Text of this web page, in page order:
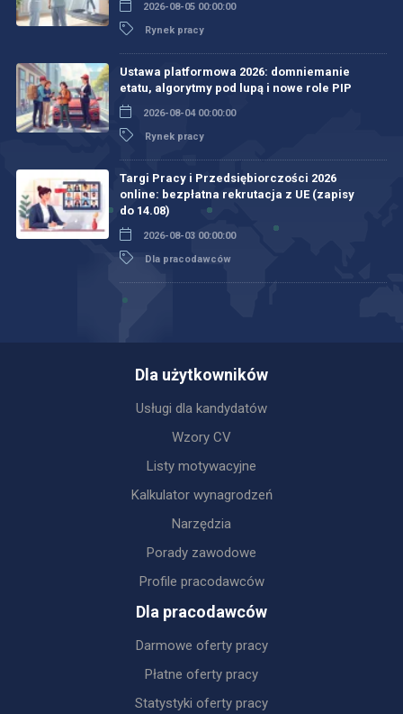
2026-08-05 00:00:00
Rynek pracy
Ustawa platformowa 2026: domniemanie
etatu, algorytmy pod lupą i nowe role PIP
2026-08-04 00:00:00
Rynek pracy
Targi Pracy i Przedsiębiorczości 2026
online: bezpłatna rekrutacja z UE (zapisy
do 14.08)
2026-08-03 00:00:00
Dla pracodawców
Dla użytkowników
Usługi dla kandydatów
Wzory CV
Listy motywacyjne
Kalkulator wynagrodzeń
Narzędzia
Porady zawodowe
Profile pracodawców
Dla pracodawców
Darmowe oferty pracy
Płatne oferty pracy
Statystyki oferty pracy